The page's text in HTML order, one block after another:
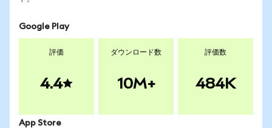
Google Play
評価
4.4
ダウンロード数
10M+
評価数
484K
App Store